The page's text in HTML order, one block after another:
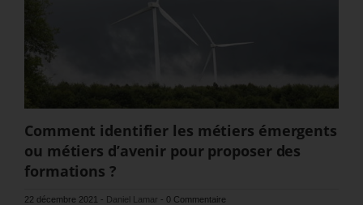
Comment identifier les métiers émergents
ou métiers d’avenir pour proposer des
formations ?
22 décembre 2021 - Daniel Lamar - 0 Commentaire